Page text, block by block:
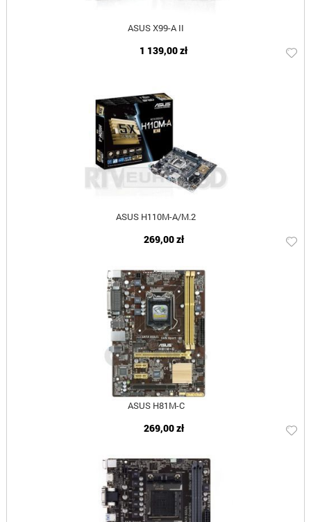
ASUS X99-A II
1 139,00 zł
ASUS H110M-A/M.2
269,00 zł
ASUS H81M-C
269,00 zł